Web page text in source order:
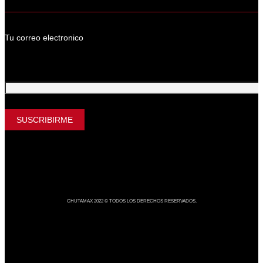
Tu correo electronico
CHUTAMAX 2022 © TODOS LOS DERECHOS RESERVADOS.